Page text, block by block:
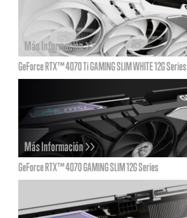
Más Información >>
GeForce RTX™ 4070 Ti GAMING SLIM WHITE 12G Series
Más Información >>
GeForce RTX™ 4070 GAMING SLIM 12G Series